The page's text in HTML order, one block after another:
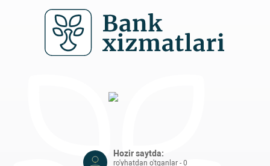
Hozir saytda:
ro'yhatdan o'tganlar - 0